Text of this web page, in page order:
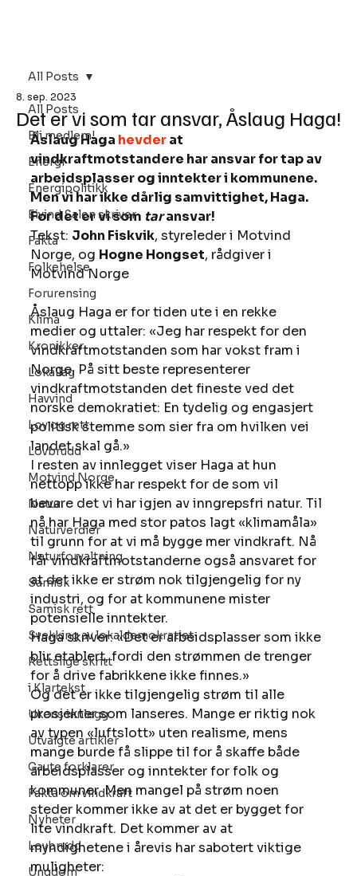
All Posts
Bli medlem!
Energi
Energipolitikk
Eivind Salen skriver
Fakta
Folkehelse
Forurensing
Klima
Kronikker
Lokallag
Havvind
Lov og rett
Lovbrudd
Motvind Norge
Natur
Naturverdier
Naturforvaltning
Samisk
Samisk rett
Svekking av lokaldemokratiet
Rettslige skritt
i Klartekst
Ukens innlegg
Utvalgte artikler
Gaute forklarer
Fakta om vindkraft
Nyheter
Lovbrudd
Ungdom
All Posts
Det er vi som tar ansvar, Åslaug Haga!
8. sep. 2023
Åslaug Haga hevder at
vindkraftmotstandere har ansvar for tap av
arbeidsplasser og inntekter i kommunene.
Men vi har ikke dårlig samvittighet, Haga.
For det er vi som tar ansvar!
Tekst: John Fiskvik, styreleder i Motvind
Norge, og Hogne Hongset, rådgiver i
Motvind Norge
Åslaug Haga er for tiden ute i en rekke
medier og uttaler: «Jeg har respekt for den
vindkraftmotstanden som har vokst fram i
Norge. På sitt beste representerer
vindkraftmotstanden det fineste ved det
norske demokratiet: En tydelig og engasjert
politisk stemme som sier fra om hvilken vei
landet skal gå.»
I resten av innlegget viser Haga at hun
nettopp ikke har respekt for de som vil
bevare det vi har igjen av inngrepsfri natur. Til
nå har Haga med stor patos lagt «klimamåla»
til grunn for at vi må bygge mer vindkraft. Nå
får vindkraftmotstanderne også ansvaret for
at det ikke er strøm nok tilgjengelig for ny
industri, og for at kommunene mister
potensielle inntekter.
Haga skriver: «Det er arbeidsplasser som ikke
blir etablert, fordi den strømmen de trenger
for å drive fabrikkene ikke finnes.»
Og det er ikke tilgjengelig strøm til alle
prosjekter som lanseres. Mange er riktig nok
av typen «luftslott» uten realisme, mens
mange burde få slippe til for å skaffe både
arbeidsplasser og inntekter for folk og
kommuner. Men mangel på strøm noen
steder kommer ikke av at det er bygget for
lite vindkraft. Det kommer av at
myndighetene i årevis har sabotert viktige
muligheter: